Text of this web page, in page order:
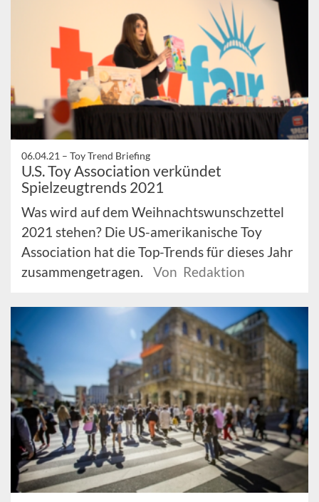
06.04.21 – Toy Trend Briefing
U.S. Toy Association verkündet
Spielzeugtrends 2021
Was wird auf dem Weihnachtswunschzettel
2021 stehen? Die US-amerikanische Toy
Association hat die Top-Trends für dieses Jahr
zusammengetragen.
Von Redaktion